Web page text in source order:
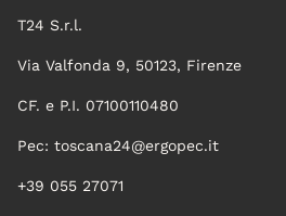
T24 S.r.l.
Via Valfonda 9, 50123, Firenze
CF. e P.I. 07100110480
Pec: toscana24@ergopec.it
+39 055 27071